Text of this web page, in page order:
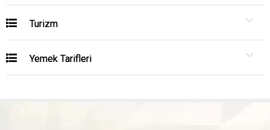
Turizm
Yemek Tarifleri